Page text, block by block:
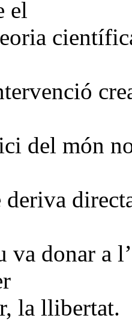
el
del món
va donar a
la llibertat.